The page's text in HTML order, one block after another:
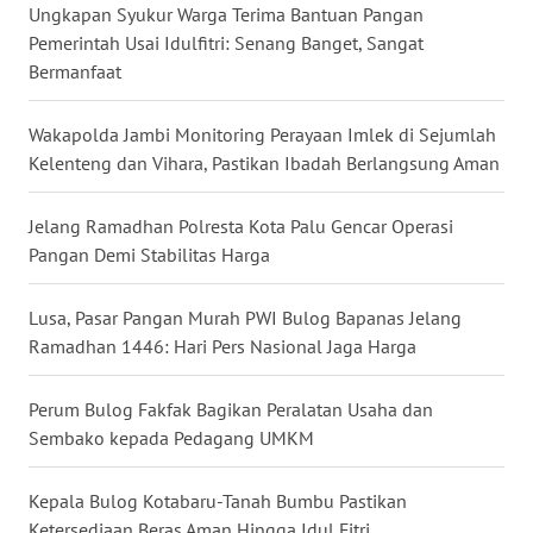
Ungkapan Syukur Warga Terima Bantuan Pangan
Pemerintah Usai Idulfitri: Senang Banget, Sangat
Bermanfaat
Wakapolda Jambi Monitoring Perayaan Imlek di Sejumlah
Kelenteng dan Vihara, Pastikan Ibadah Berlangsung Aman
Jelang Ramadhan Polresta Kota Palu Gencar Operasi
Pangan Demi Stabilitas Harga
Lusa, Pasar Pangan Murah PWI Bulog Bapanas Jelang
Ramadhan 1446: Hari Pers Nasional Jaga Harga
Perum Bulog Fakfak Bagikan Peralatan Usaha dan
Sembako kepada Pedagang UMKM
Kepala Bulog Kotabaru-Tanah Bumbu Pastikan
WN
SUMBAR
SUMSEL
BENGKULU
LAMPUNG
WN
JATENG